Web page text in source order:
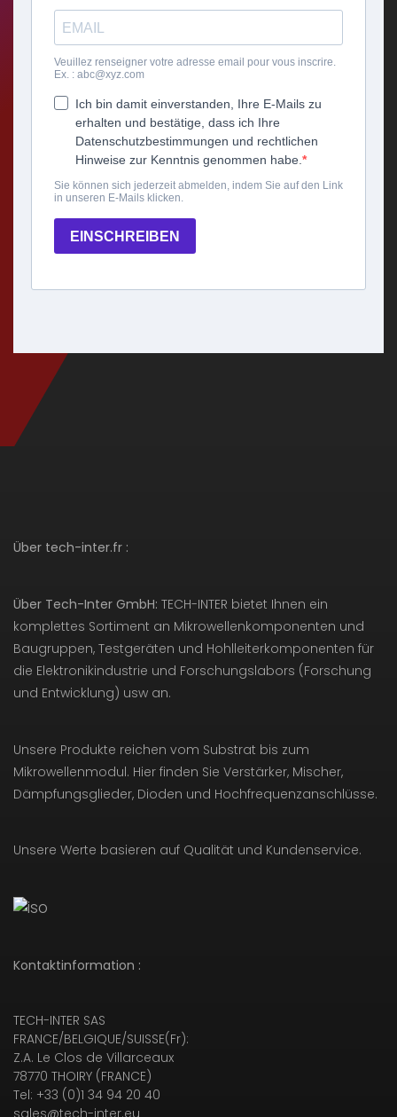
Über tech-inter.fr :
Über Tech-Inter GmbH: TECH-INTER bietet Ihnen ein
komplettes Sortiment an Mikrowellenkomponenten und
Baugruppen, Testgeräten und Hohlleiterkomponenten für
die Elektronikindustrie und Forschungslabors (Forschung
und Entwicklung) usw an.
Unsere Produkte reichen vom Substrat bis zum
Mikrowellenmodul. Hier finden Sie Verstärker, Mischer,
Dämpfungsglieder, Dioden und Hochfrequenzanschlüsse.
Unsere Werte basieren auf Qualität und Kundenservice.
Kontaktinformation :
TECH-INTER SAS
FRANCE/BELGIQUE/SUISSE(Fr):
Z.A. Le Clos de Villarceaux
78770 THOIRY (FRANCE)
Tel: +33 (0)1 34 94 20 40
sales@tech-inter.eu